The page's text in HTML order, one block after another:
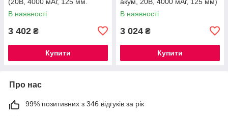
ЧЕХІЯ)
В наявності
3 402 ₴
Купити
В наявності
3 024 ₴
Купити
Про нас
99% позитивних з 346 відгуків за рік